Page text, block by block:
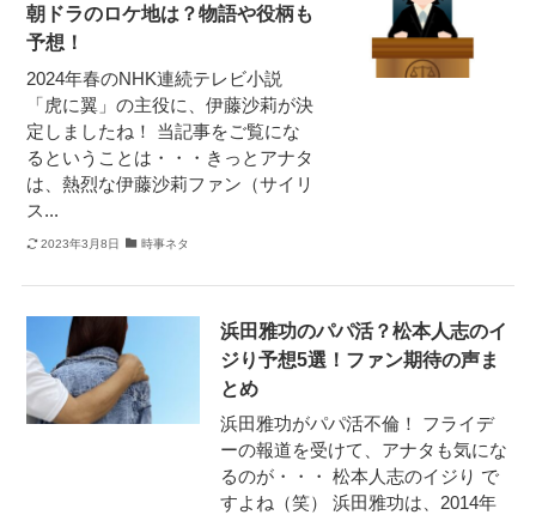
朝ドラのロケ地は？物語や役柄も
予想！
2024年春のNHK連続テレビ小説
「虎に翼」の主役に、伊藤沙莉が決
定しましたね！ 当記事をご覧にな
るということは・・・きっとアナタ
は、熱烈な伊藤沙莉ファン（サイリ
ス...
2023年3月8日 時事ネタ
浜田雅功のパパ活？松本人志のイ
ジり予想5選！ファン期待の声ま
とめ
浜田雅功がパパ活不倫！ フライデ
ーの報道を受けて、アナタも気にな
るのが・・・ 松本人志のイジり で
すよね（笑） 浜田雅功は、2014年